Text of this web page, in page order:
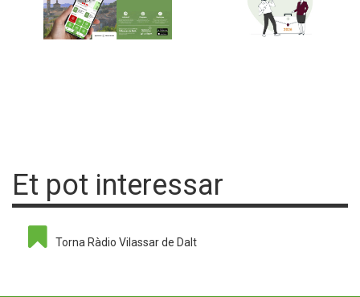
Et pot interessar
Torna Ràdio Vilassar de Dalt